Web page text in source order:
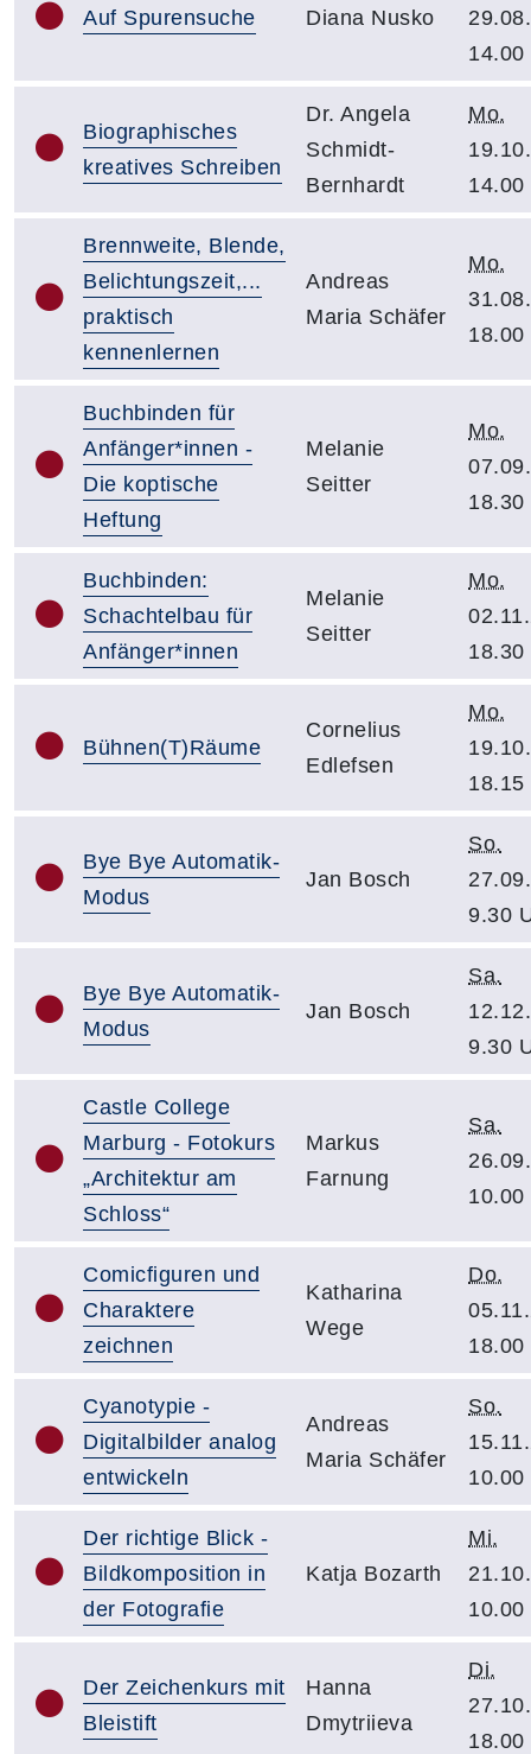
Auf Spurensuche Diana Nusko
14.00
Biographisches
kreatives Schreiben
Dr. Angela
Schmidt-
Bernhardt
Mo.
14.00
Brennweite, Blende,
Belichtungszeit,...
praktisch
kennenlernen
Andreas
Maria Schäfer
Mo.
18.00
Buchbinden für
Anfänger*innen -
Die koptische
Heftung
Melanie
Seitter
Mo.
18.30
Buchbinden:
Schachtelbau für
Anfänger*innen
Melanie
Seitter
Mo.
18.30
Bühnen(T)Räume
Cornelius
Edlefsen
Mo.
18.15
Bye Bye Automatik-
Modus
Jan Bosch
So.
9.30
Bye Bye Automatik-
Modus
Jan Bosch
Sa.
9.30
Castle College
Marburg - Fotokurs
„Architektur am
Schloss“
Markus
Farnung
Sa.
10.00
Comicfiguren und
Charaktere
zeichnen
Katharina
Wege
Do.
18.00
Cyanotypie -
Digitalbilder analog
entwickeln
Andreas
Maria Schäfer
So.
10.00
Der richtige Blick -
Bildkomposition in
der Fotografie
Katja Bozarth
Mi.
10.00
Der Zeichenkurs mit
Bleistift
Hanna
Dmytriieva
Di.
18.00